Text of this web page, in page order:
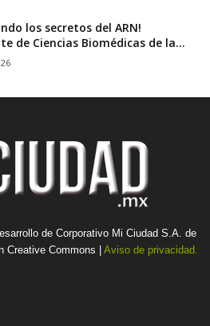
los secretos del ARN!
de Ciencias Biomédicas de la...
de Corporativo Mi Ciudad S.A. de
Creative Commons | Aviso de privacidad.